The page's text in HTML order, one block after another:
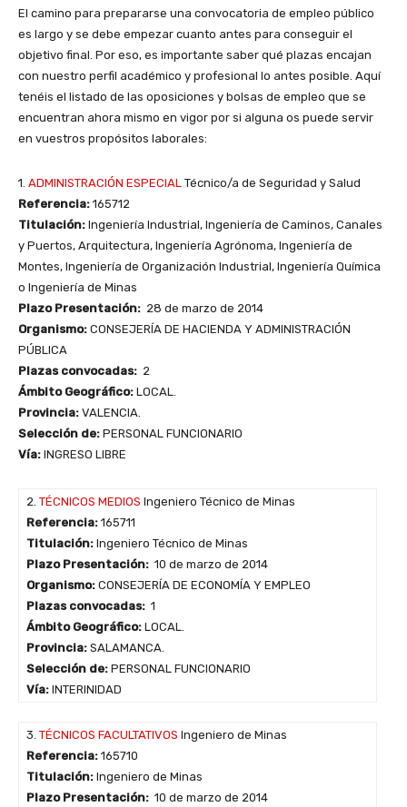
El camino para prepararse una convocatoria de empleo público
es largo y se debe empezar cuanto antes para conseguir el
objetivo final. Por eso, es importante saber qué plazas encajan
con nuestro perfil académico y profesional lo antes posible. Aquí
tenéis el listado de las oposiciones y bolsas de empleo que se
encuentran ahora mismo en vigor por si alguna os puede servir
en vuestros propósitos laborales:
1. ADMINISTRACIÓN ESPECIAL Técnico/a de Seguridad y Salud
Referencia: 165712
Titulación: Ingeniería Industrial, Ingeniería de Caminos, Canales
y Puertos, Arquitectura, Ingeniería Agrónoma, Ingeniería de
Montes, Ingeniería de Organización Industrial, Ingeniería Química
o Ingeniería de Minas
Plazo Presentación: 28 de marzo de 2014
Organismo: CONSEJERÍA DE HACIENDA Y ADMINISTRACIÓN
PÚBLICA
Plazas convocadas: 2
Ámbito Geográfico: LOCAL.
Provincia: VALENCIA.
Selección de: PERSONAL FUNCIONARIO
Vía: INGRESO LIBRE
2. TÉCNICOS MEDIOS Ingeniero Técnico de Minas
Referencia: 165711
Titulación: Ingeniero Técnico de Minas
Plazo Presentación: 10 de marzo de 2014
Organismo: CONSEJERÍA DE ECONOMÍA Y EMPLEO
Plazas convocadas: 1
Ámbito Geográfico: LOCAL.
Provincia: SALAMANCA.
Selección de: PERSONAL FUNCIONARIO
Vía: INTERINIDAD
3. TÉCNICOS FACULTATIVOS Ingeniero de Minas
Referencia: 165710
Titulación: Ingeniero de Minas
Plazo Presentación: 10 de marzo de 2014